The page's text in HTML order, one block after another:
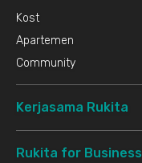
Kost
Apartemen
Community
Kerjasama Rukita
Rukita for Business